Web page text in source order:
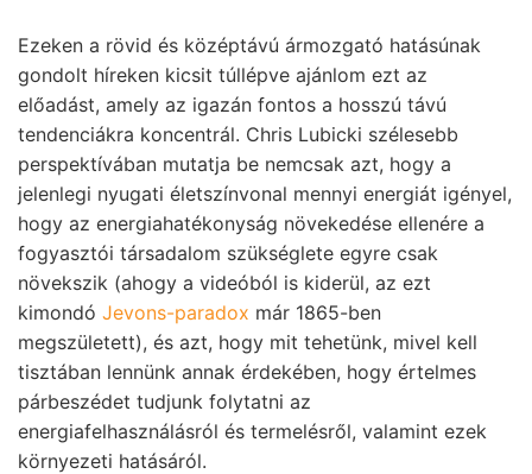
Ezeken a rövid és középtávú ármozgató hatásúnak
gondolt híreken kicsit túllépve ajánlom ezt az
előadást, amely az igazán fontos a hosszú távú
tendenciákra koncentrál. Chris Lubicki szélesebb
perspektívában mutatja be nemcsak azt, hogy a
jelenlegi nyugati életszínvonal mennyi energiát igényel,
hogy az energiahatékonyság növekedése ellenére a
fogyasztói társadalom szükséglete egyre csak
növekszik (ahogy a videóból is kiderül, az ezt
kimondó Jevons-paradox már 1865-ben
megszületett), és azt, hogy mit tehetünk, mivel kell
tisztában lennünk annak érdekében, hogy értelmes
párbeszédet tudjunk folytatni az
energiafelhasználásról és termelésről, valamint ezek
környezeti hatásáról.